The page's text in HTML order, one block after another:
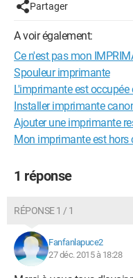
Partager
A voir également:
Ce n'est pas mon
Spouleur imprimante
L'imprimante est
Installer imprimante
Ajouter une imprimante
Mon imprimante est hors
1 réponse
RÉPONSE 1 / 1
Fanfanlapuce2
27 déc. 2015 à 18:28